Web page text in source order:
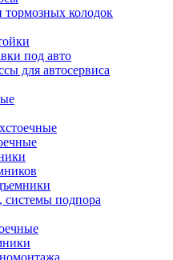
тормозных колодок
под авто
для автосервиса
подпора